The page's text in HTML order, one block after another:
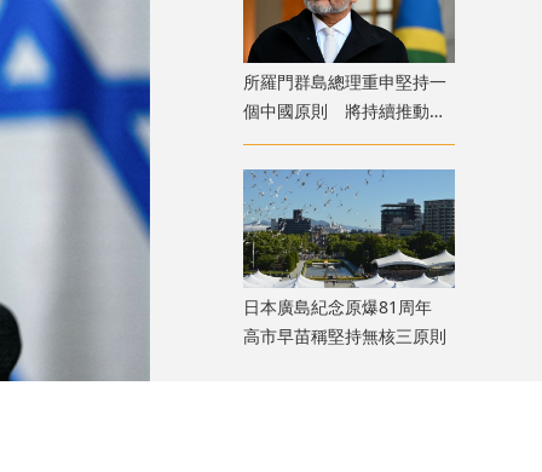
​所羅門群島總理重申堅持一
個中國原則 將持續推動中
所友好合作
日本廣島紀念原爆81周年
高市早苗稱堅持無核三原則